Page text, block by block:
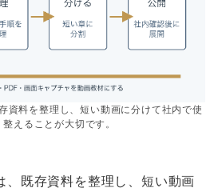
資料を整理し、短い動画に分けて社内で使
整えることが大切です。
、既存資料を整理し、短い動画